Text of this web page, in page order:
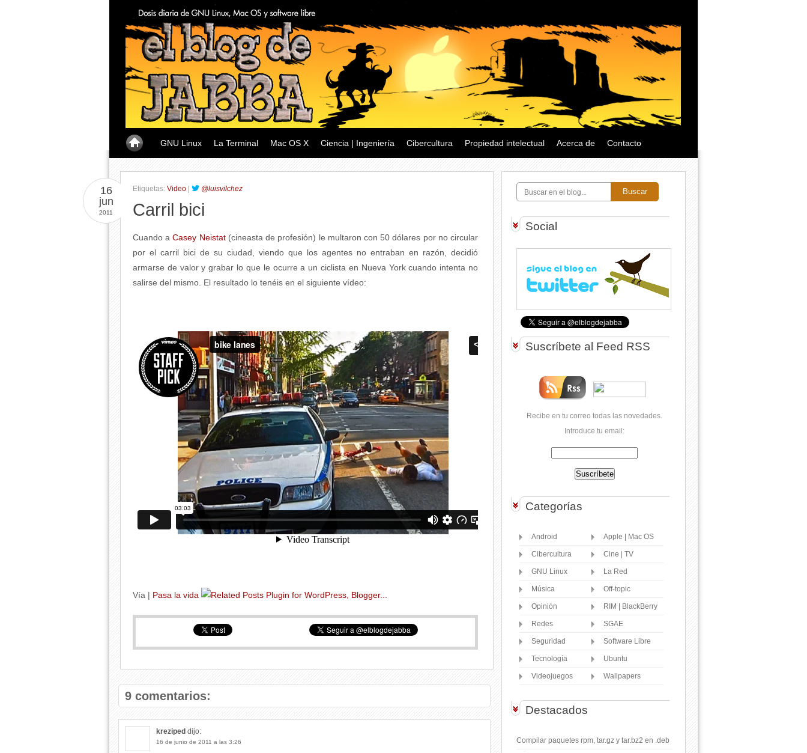
GNU Linux La Terminal Mac OS X Ciencia | Ingeniería Cibercultura Propiedad intelectual Acerca de Contacto
Etiquetas: Video @luisvilchez
16
jun
2011 Carril bici
Cuando aCasey Neistat(cineasta de profesión) le multaron con 50 dólares por no circular
por el carril bici de su ciudad, viendo que los agentes no entraban en razón, decidió
armarse de valor y grabar lo que le ocurre a un ciclista en Nueva York cuando intenta no
salirse del mismo. El resultado lo tenéis en el siguiente vídeo:
Vía | Pasa la vida
9 comentarios:
kreziped dijo:
16 de junio de 2011 a las 3:26
Buscar
Social
Suscríbete al Feed RSS
Recibe en tu correo todas las novedades.
Introduce tu email:
Categorías
Android Apple | Mac OS
Cibercultura Cine | TV
GNU Linux La Red
Música Off-topic
Opinión RIM | BlackBerry
Redes SGAE
Seguridad Software Libre
Tecnología Ubuntu
Videojuegos Wallpapers
Destacados
Compilar paquetes rpm, tar.gz y tar.bz2 en .deb